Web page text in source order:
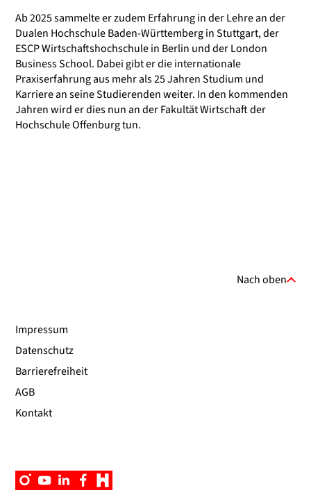
Ab 2025 sammelte er zudem Erfahrung in der Lehre an der
Dualen Hochschule Baden-Württemberg in Stuttgart, der
ESCP Wirtschaftshochschule in Berlin und der London
Business School. Dabei gibt er die internationale
Praxiserfahrung aus mehr als 25 Jahren Studium und
Karriere an seine Studierenden weiter. In den kommenden
Jahren wird er dies nun an der Fakultät Wirtschaft der
Hochschule Offenburg tun.
Nach oben
Impressum
Datenschutz
Barrierefreiheit
AGB
Kontakt
Instagram
YouTubeLinkedinFacebookCampus
App